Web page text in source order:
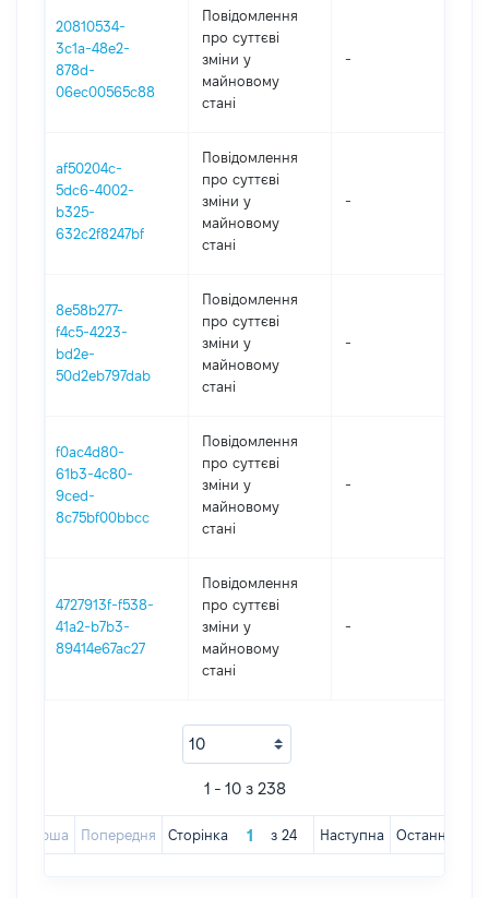
20810534-
3c1a-48e2-
878d-
06ec00565c88
Повідомлення
про суттєві
зміни y
майновому
стані
-
af50204c-
5dc6-4002-
b325-
632c2f8247bf
Повідомлення
про суттєві
зміни y
майновому
стані
-
8e58b277-
f4c5-4223-
bd2e-
50d2eb797dab
Повідомлення
про суттєві
зміни y
майновому
стані
-
f0ac4d80-
61b3-4c80-
9ced-
8c75bf00bbcc
Повідомлення
про суттєві
зміни y
майновому
стані
-
4727913f-f538-
41a2-b7b3-
89414e67ac27
Повідомлення
про суттєві
зміни y
майновому
стані
-
1 - 10 з 238
Перша Попередня Сторінка з 24 Наступна Остання